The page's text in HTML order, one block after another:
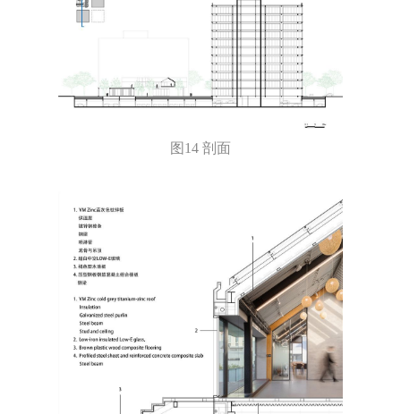
图14 剖面